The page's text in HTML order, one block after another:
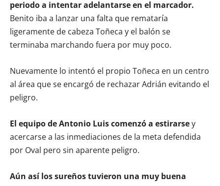
periodo a intentar adelantarse en el marcador.
Benito iba a lanzar una falta que remataría
ligeramente de cabeza Toñeca y el balón se
terminaba marchando fuera por muy poco.
Nuevamente lo intentó el propio Toñeca en un centro
al área que se encargó de rechazar Adrián evitando el
peligro.
El equipo de Antonio Luis comenzó a estirarsey
acercarse a las inmediaciones de la meta defendida
por Oval pero sin aparente peligro.
Aún así los sureños tuvieron una muy buena